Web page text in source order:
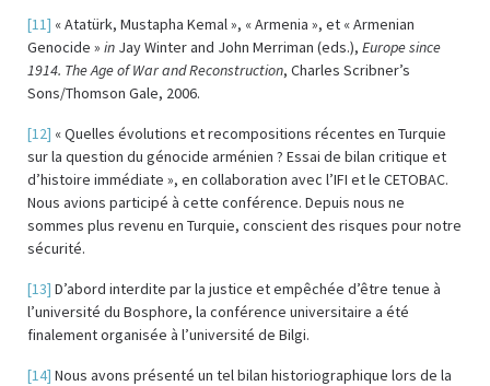
[11] « Atatürk, Mustapha Kemal », « Armenia », et « Armenian
Genocide » in Jay Winter and John Merriman (eds.), Europe since
1914. The Age of War and Reconstruction, Charles Scribner’s
Sons/Thomson Gale, 2006.
[12] « Quelles évolutions et recompositions récentes en Turquie
sur la question du génocide arménien ? Essai de bilan critique et
d’histoire immédiate », en collaboration avec l’IFI et le CETOBAC.
Nous avions participé à cette conférence. Depuis nous ne
sommes plus revenu en Turquie, conscient des risques pour notre
sécurité.
[13] D’abord interdite par la justice et empêchée d’être tenue à
l’université du Bosphore, la conférence universitaire a été
finalement organisée à l’université de Bilgi.
[14] Nous avons présenté un tel bilan historiographique lors de la